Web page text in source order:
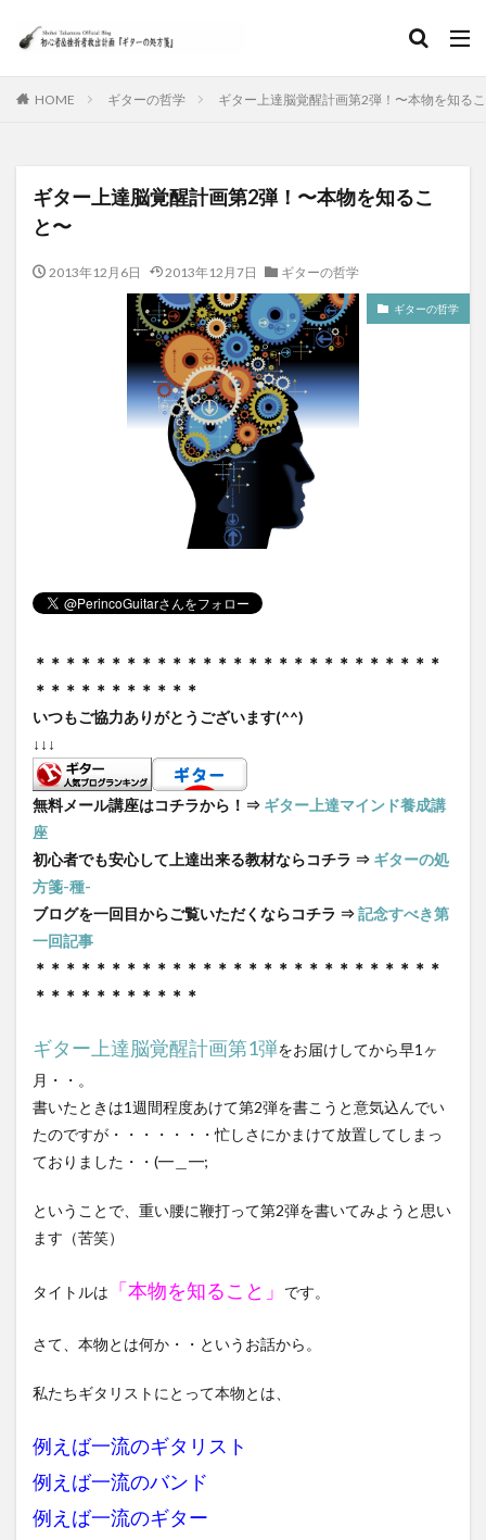
HOME ギターの哲学 ギター上達脳覚醒計画第2弾！〜本物を知る
ギター上達脳覚醒計画第2弾！〜本物を知るこ
と〜
2013年12月6日 2013年12月7日 ギターの哲学
ギターの哲学
＊＊＊＊＊＊＊＊＊＊＊＊＊＊＊＊＊＊＊＊＊＊＊＊＊＊＊
＊＊＊ ＊＊＊ ＊＊ ＊＊＊
いつもご協力ありがとうございます(^^)
↓↓↓
無料メール講座はコチラから！⇒ ギター上達マインド養成講
座
初心者でも安心して上達出来る教材ならコチラ ⇒ ギターの処
方箋-種-
ブログを一回目からご覧いただくならコチラ ⇒記念すべき第
一回記事
＊＊＊＊＊＊＊＊＊＊＊＊＊＊＊＊＊＊＊＊＊＊＊＊＊＊＊
＊＊＊ ＊＊＊ ＊＊ ＊＊＊
ギター上達脳覚醒計画第1弾をお届けしてから早1ヶ
月・・。
書いたときは1週間程度あけて第2弾を書こうと意気込んでい
たのですが・・・・・・・忙しさにかまけて放置してしまっ
ておりました・・(━＿━;ゝ
ということで、重い腰に鞭打って第2弾を書いてみようと思い
ます（苦笑）
タイトルは 「本物を知ること」 です。
さて、本物とは何か・・というお話から。
私たちギタリストにとって本物とは、
例えば一流のギタリスト
例えば一流のバンド
例えば一流のギター